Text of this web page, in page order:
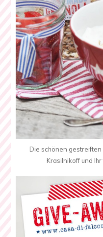
Die schönen gestreiften
Krasilnikoff und